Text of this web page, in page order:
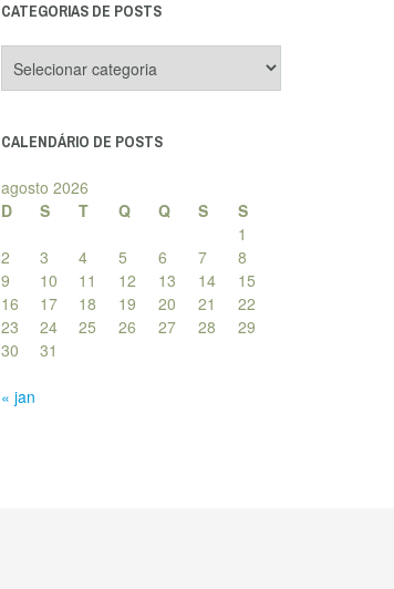
CATEGORIAS DE POSTS
de
CALENDÁRIO DE POSTS
agosto 2026
D
S T Q Q S
S
1
2
3 4 5 6 7
8
9
10 11 12 13 14
15
16
17 18 19 20 21
22
23
24 25 26 27 28
29
30
31
« jan